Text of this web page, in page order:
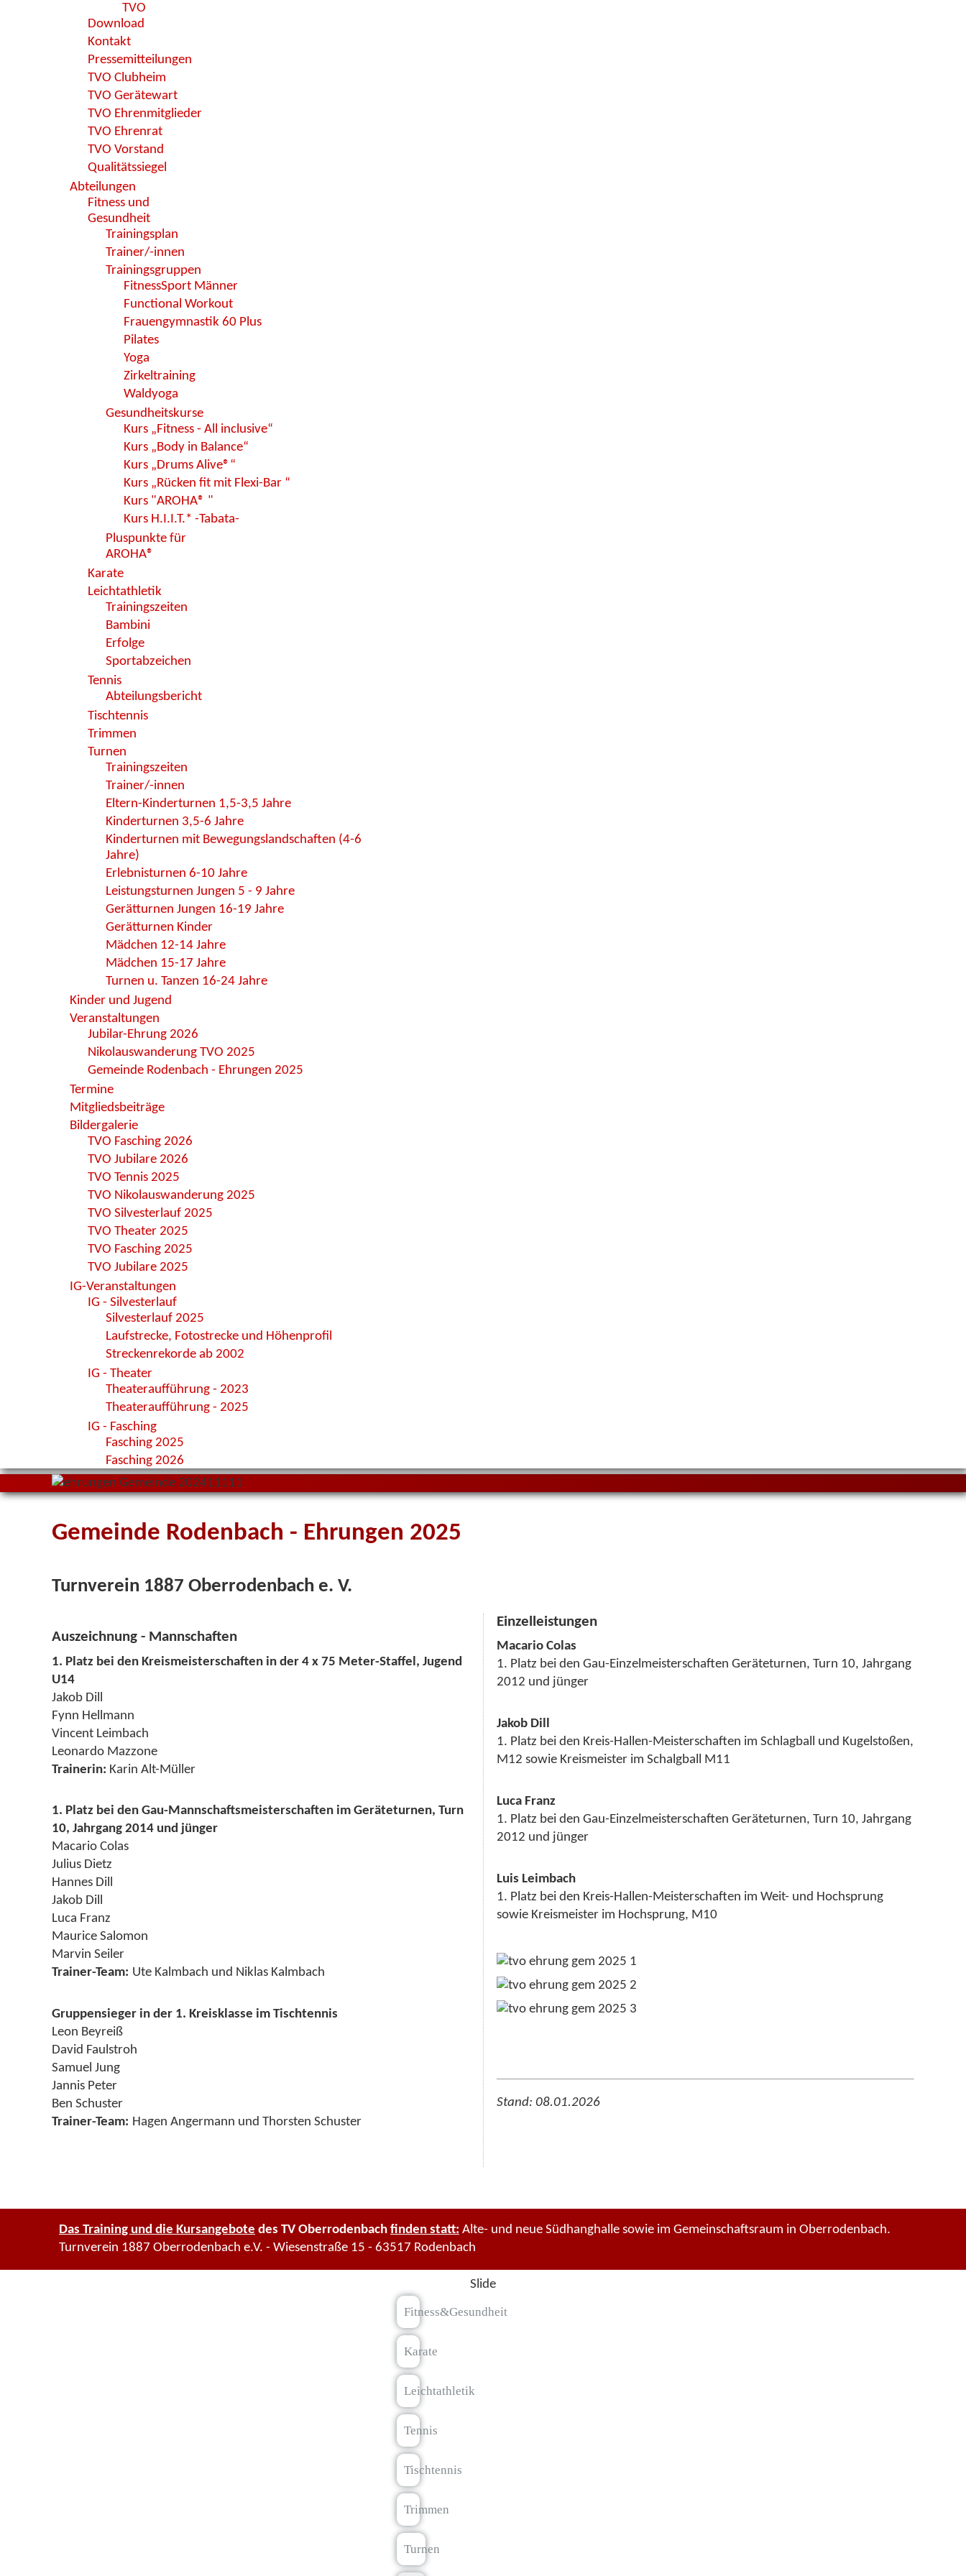
TVO
Download
Kontakt
Pressemitteilungen
TVO Clubheim
TVO Gerätewart
TVO Ehrenmitglieder
TVO Ehrenrat
TVO Vorstand
Qualitätssiegel
Abteilungen
Fitness und
Gesundheit
Trainingsplan
Trainer/-innen
Trainingsgruppen
FitnessSport Männer
Functional Workout
Frauengymnastik 60 Plus
Pilates
Yoga
Zirkeltraining
Waldyoga
Gesundheitskurse
Kurs „Fitness - All inclusive“
Kurs „Body in Balance“
Kurs „Drums Alive®“
Kurs „Rücken fit mit Flexi-Bar “
Kurs "AROHA® "
Kurs H.I.I.T.* -Tabata-
Pluspunkte für
AROHA®
Karate
Leichtathletik
Trainingszeiten
Bambini
Erfolge
Sportabzeichen
Tennis
Abteilungsbericht
Tischtennis
Trimmen
Turnen
Trainingszeiten
Trainer/-innen
Eltern-Kinderturnen 1,5-3,5 Jahre
Kinderturnen 3,5-6 Jahre
Kinderturnen mit Bewegungslandschaften (4-6
Jahre)
Erlebnisturnen 6-10 Jahre
Leistungsturnen Jungen 5 - 9 Jahre
Gerätturnen Jungen 16-19 Jahre
Gerätturnen Kinder
Mädchen 12-14 Jahre
Mädchen 15-17 Jahre
Turnen u. Tanzen 16-24 Jahre
Kinder und Jugend
Veranstaltungen
Jubilar-Ehrung 2026
Nikolauswanderung TVO 2025
Gemeinde Rodenbach - Ehrungen 2025
Termine
Mitgliedsbeiträge
Bildergalerie
TVO Fasching 2026
TVO Jubilare 2026
TVO Tennis 2025
TVO Nikolauswanderung 2025
TVO Silvesterlauf 2025
TVO Theater 2025
TVO Fasching 2025
TVO Jubilare 2025
IG-Veranstaltungen
IG - Silvesterlauf
Silvesterlauf 2025
Laufstrecke, Fotostrecke und Höhenprofil
Streckenrekorde ab 2002
IG - Theater
Theateraufführung - 2023
Theateraufführung - 2025
IG - Fasching
Fasching 2025
Fasching 2026
Gemeinde Rodenbach - Ehrungen 2025
Turnverein 1887 Oberrodenbach e. V.
Auszeichnung - Mannschaften
1. Platz bei den Kreismeisterschaften in der 4 x 75 Meter-Staffel, Jugend
U14
Jakob Dill
Fynn Hellmann
Vincent Leimbach
Leonardo Mazzone
Trainerin: Karin Alt-Müller
1. Platz bei den Gau-Mannschaftsmeisterschaften im Geräteturnen, Turn
10, Jahrgang 2014 und jünger
Macario Colas
Julius Dietz
Hannes Dill
Jakob Dill
Luca Franz
Maurice Salomon
Marvin Seiler
Trainer-Team: Ute Kalmbach und Niklas Kalmbach
Gruppensieger in der 1. Kreisklasse im Tischtennis
Leon Beyreiß
David Faulstroh
Samuel Jung
Jannis Peter
Ben Schuster
Trainer-Team: Hagen Angermann und Thorsten Schuster
Einzelleistungen
Macario Colas
1. Platz bei den Gau-Einzelmeisterschaften Geräteturnen, Turn 10, Jahrgang
2012 und jünger
Jakob Dill
1. Platz bei den Kreis-Hallen-Meisterschaften im Schlagball und Kugelstoßen,
M12 sowie Kreismeister im Schalgball M11
Luca Franz
1. Platz bei den Gau-Einzelmeisterschaften Geräteturnen, Turn 10, Jahrgang
2012 und jünger
Luis Leimbach
1. Platz bei den Kreis-Hallen-Meisterschaften im Weit- und Hochsprung
sowie Kreismeister im Hochsprung, M10
Stand: 08.01.2026
Das Training und die Kursangebote des TV Oberrodenbach finden statt: Alte- und neue Südhanghalle sowie im Gemeinschaftsraum in Oberrodenbach.
Turnverein 1887 Oberrodenbach e.V. - Wiesenstraße 15 - 63517 Rodenbach
Slide
Fitness&Gesundheit
Karate
Leichtathletik
Tennis
Tischtennis
Trimmen
Turnen